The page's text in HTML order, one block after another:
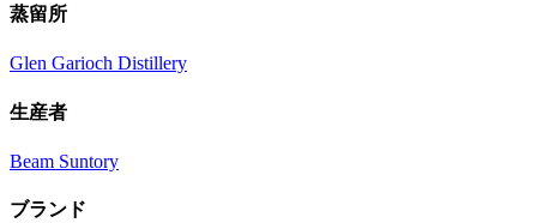
蒸留所
Glen Garioch Distillery
生産者
Beam Suntory
ブランド